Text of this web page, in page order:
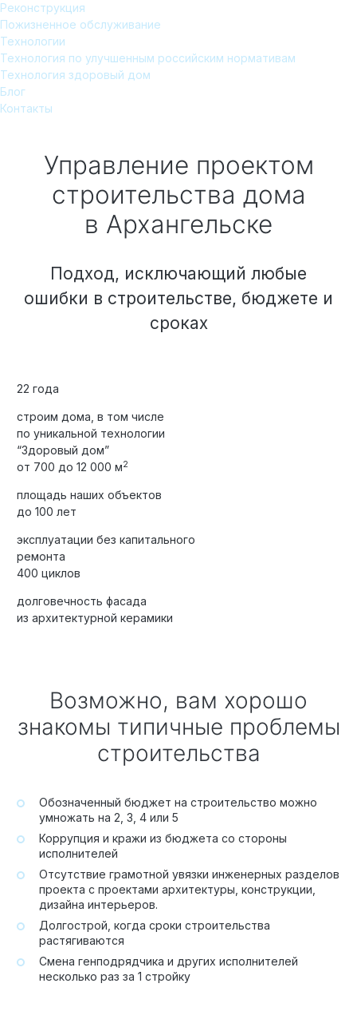
Реконструкция
Пожизненное обслуживание
Технологии
Технология по улучшенным российским нормативам
Технология здоровый дом
Блог
Контакты
Управление проектом
строительства дома
в Архангельске
Подход, исключающий любые
ошибки в строительстве, бюджете и
сроках
22 года
строим дома, в том числе
по уникальной технологии
“Здоровый дом”
от 700 до 12 000 м2
площадь наших объектов
до 100 лет
эксплуатации без капитального
ремонта
400 циклов
долговечность фасада
из архитектурной керамики
Возможно, вам хорошо
знакомы типичные проблемы
строительства
Обозначенный бюджет на строительство можно
умножать на 2, 3, 4 или 5
Коррупция и кражи из бюджета со стороны
исполнителей
Отсутствие грамотной увязки инженерных разделов
проекта с проектами архитектуры, конструкции,
дизайна интерьеров.
Долгострой, когда сроки строительства
растягиваются
Смена генподрядчика и других исполнителей
несколько раз за 1 стройку